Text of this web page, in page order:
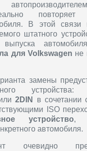
повторяет
В этой связи
штатного
для Volkswagen не
замены
устройства:
2DIN
в сочетании
ISO
устройство,
автомобиля.
очевидно